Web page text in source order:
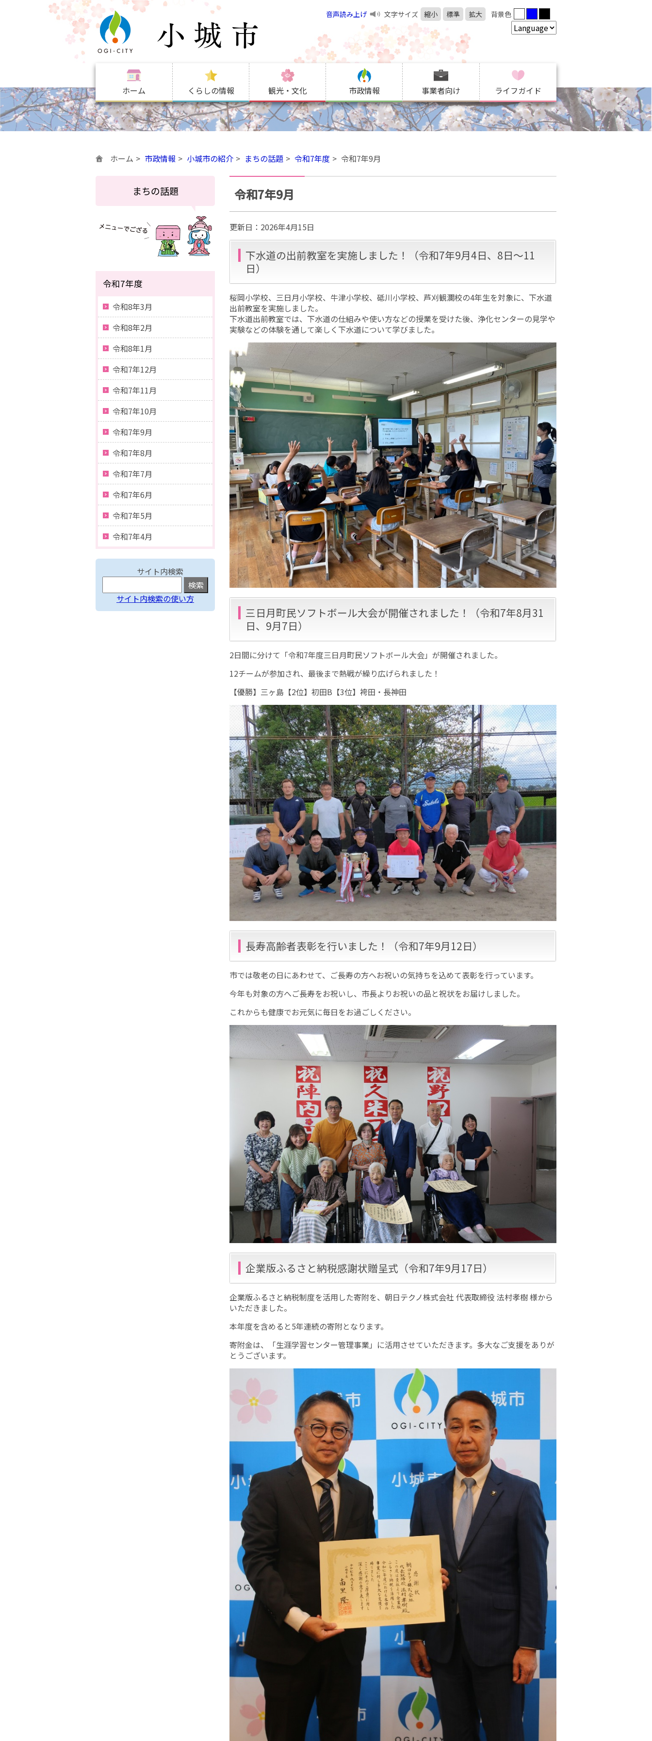
音声読み上げ 文字サイズ 縮小 標準 拡大 背景色
ホーム くらしの情報 観光・文化 市政情報 事業者向け ライフガイド
ホーム 市政情報 小城市の紹介 まちの話題 令和7年度 令和7年9月
令和7年9月
更新日： 2026年4月15日
下水道の出前教室を実施しました！（令和7年9月4日、8日〜11
日）
桜岡小学校、三日月小学校、牛津小学校、砥川小学校、芦刈観瀾校の4年生を対象に、下水道
出前教室を実施しました。
下水道出前教室では、下水道の仕組みや使い方などの授業を受けた後、浄化センターの見学や
実験などの体験を通して楽しく下水道について学びました。
三日月町民ソフトボール大会が開催されました！（令和7年8月31
日、9月7日）
2日間に分けて「令和7年度三日月町民ソフトボール大会」が開催されました。
12チームが参加され、最後まで熱戦が繰り広げられました！
【優勝】三ヶ島【2位】初田B【3位】袴田・長神田
長寿高齢者表彰を行いました！（令和7年9月12日）
市では敬老の日にあわせて、ご長寿の方へお祝いの気持ちを込めて表彰を行っています。
今年も対象の方へご長寿をお祝いし、市長よりお祝いの品と祝状をお届けしました。
これからも健康でお元気に毎日をお過ごしください。
企業版ふるさと納税感謝状贈呈式（令和7年9月17日）
企業版ふるさと納税制度を活用した寄附を、朝日テクノ株式会社 代表取締役 法村孝樹 様から
いただきました。
本年度を含めると5年連続の寄附となります。
寄附金は、「生涯学習センター管理事業」に活用させていただきます。多大なご支援をありが
とうございます。
まちの話題
令和7年度
令和8年3月
令和8年2月
令和8年1月
令和7年12月
令和7年11月
令和7年10月
令和7年9月
令和7年8月
令和7年7月
令和7年6月
令和7年5月
令和7年4月
サイト内検索
サイト内検索の使い方